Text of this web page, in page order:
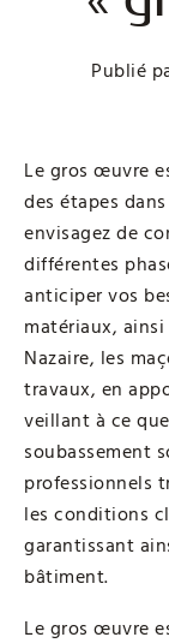
Publié
Le gros œuvre
des étapes
envisagez de
différentes
anticiper vos
matériaux,
Nazaire, les
travaux, en
veillant à ce
soubassement
professionnels
les conditions
garantissant
bâtiment.
Le gros œuvre